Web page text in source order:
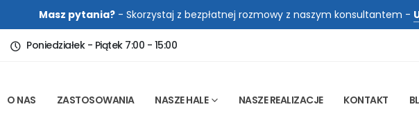
Masz pytania? - Skorzystaj z bezpłatnej rozmowy z naszym konsultantem -
Poniedziałek - Piątek 7:00 - 15:00
O NAS ZASTOSOWANIA NASZE HALE NASZE REALIZACJE KONTAKT